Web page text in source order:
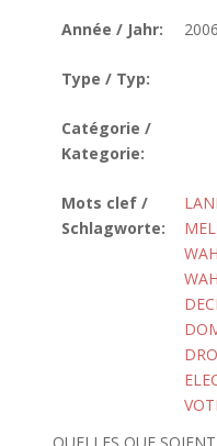
Année / Jahr: 2006
Type / Typ:
Catégorie /
Kategorie:
Mots clef /
Schlagworte: